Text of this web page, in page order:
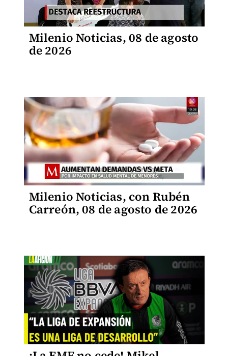
Milenio Noticias, 08 de agosto
de 2026
Milenio Noticias, con Rubén
Carreón, 08 de agosto de 2026